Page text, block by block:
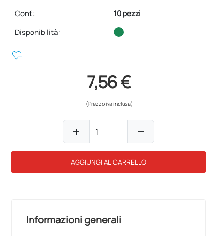
Conf.:
10 pezzi
Disponibilità:
heart_plus
7,56 €
(Prezzo iva inclusa)
add remove
AGGIUNGI AL CARRELLO
Informazioni generali